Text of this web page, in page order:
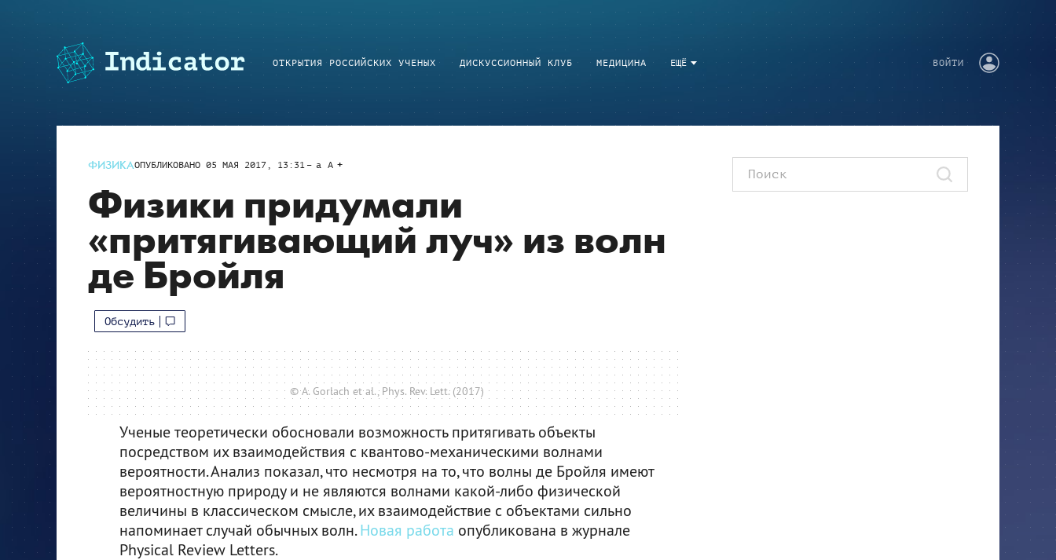
ЕЩЁ
ОТКРЫТИЯ РОССИЙСКИХ УЧЕНЫХ ДИСКУССИОННЫЙ КЛУБ МЕДИЦИНА ВОЙТИ
ФИЗИКАОПУБЛИКОВАНО 05 МАЯ 2017, 13:31 a A
Физики придумали
«притягивающий луч» из волн
де Бройля
Обсудить
© A. Gorlach et al., Phys. Rev. Lett. (2017)
Ученые теоретически обосновали возможность притягивать объекты
посредством их взаимодействия с квантово-механическими волнами
вероятности. Анализ показал, что несмотря на то, что волны де Бройля имеют
вероятностную природу и не являются волнами какой-либо физической
величины в классическом смысле, их взаимодействие с объектами сильно
напоминает случай обычных волн.Новая работа опубликована в журнале
Physical Review Letters.